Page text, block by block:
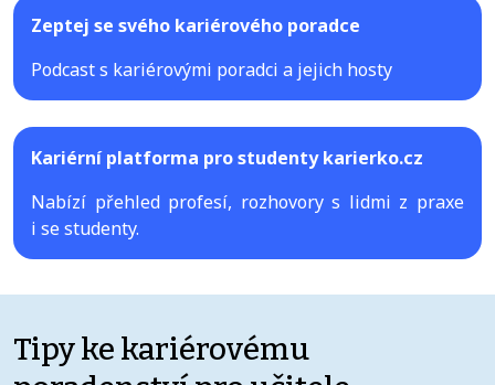
Zeptej se svého kariérového poradce
Podcast s kariérovými poradci a jejich hosty
Kariérní platforma pro studenty karierko.cz
Nabízí přehled profesí, rozhovory s lidmi z praxe
i se studenty.
Tipy ke kariérovému